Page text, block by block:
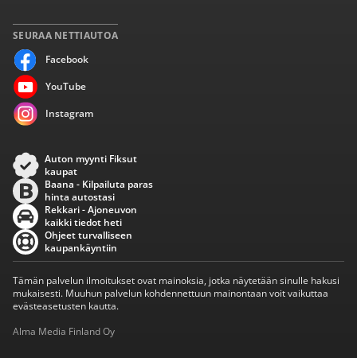
SEURAA NETTIAUTOA
Facebook
YouTube
Instagram
Auton myynti Fiksut
kaupat
Baana - Kilpailuta paras
hinta autostasi
Rekkari - Ajoneuvon
kaikki tiedot heti
Ohjeet turvalliseen
kaupankäyntiin
Tämän palvelun ilmoitukset ovat mainoksia, jotka näytetään sinulle hakusi
mukaisesti. Muuhun palvelun kohdennettuun mainontaan voit vaikuttaa
evästeasetusten kautta.
Alma Media Finland Oy